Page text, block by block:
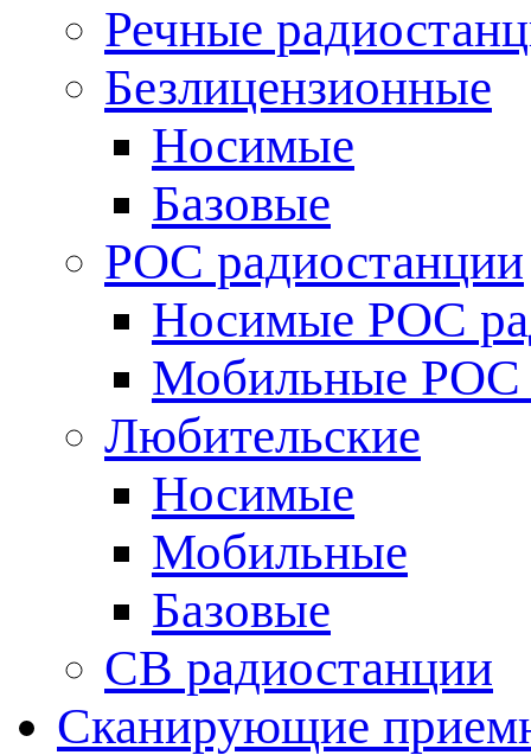
Речные
Безлицензионные
Носимые
Базовые
POC радиостанции
Носимые POC
Мобильные POC
Любительские
Носимые
Мобильные
Базовые
CB радиостанции
Сканирующие